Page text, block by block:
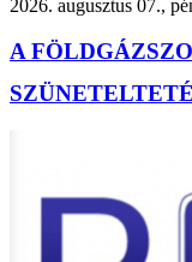
2026. augusztus 07.,
A